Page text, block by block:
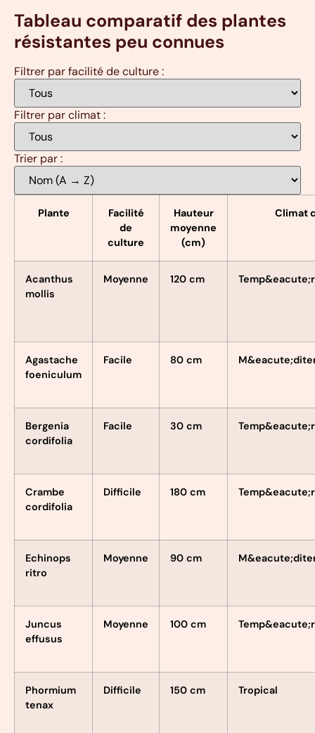
Tableau comparatif des plantes
résistantes peu connues
Filtrer par facilité de culture :
Filtrer par climat :
Trier par :
Plante
Facilité
de
culture
Hauteur
moyenne
(cm)
Climat
Acanthus
mollis
Moyenne 120 cm
Agastache
foeniculum
Facile 80 cm
Bergenia
cordifolia
Facile 30 cm
Crambe
cordifolia
Difficile 180 cm
Echinops
ritro
Moyenne 90 cm
Juncus
effusus
Moyenne 100 cm
Phormium
tenax
Difficile 150 cm Tropical